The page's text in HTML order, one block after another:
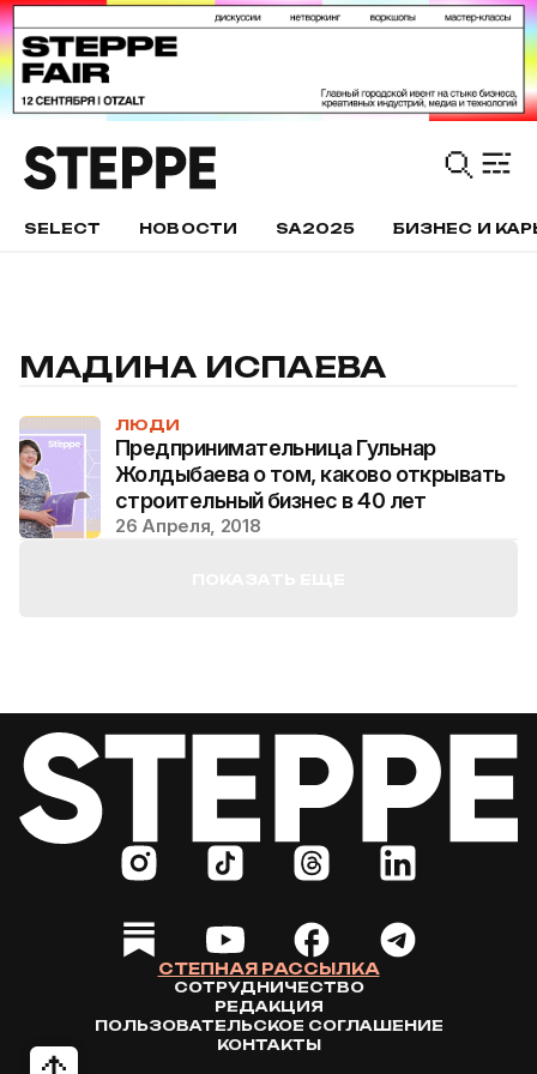
SELECT НОВОСТИ SA2025 БИЗНЕС И
МАДИНА ИСПАЕВА
ЛЮДИ
Предпринимательница Гульнар
Жолдыбаева о том, каково открывать
строительный бизнес в 40 лет
26 Апреля, 2018
СТЕПНАЯ РАССЫЛКА
СОТРУДНИЧЕСТВО
РЕДАКЦИЯ
ПОЛЬЗОВАТЕЛЬСКОЕ СОГЛАШЕНИЕ
КОНТАКТЫ